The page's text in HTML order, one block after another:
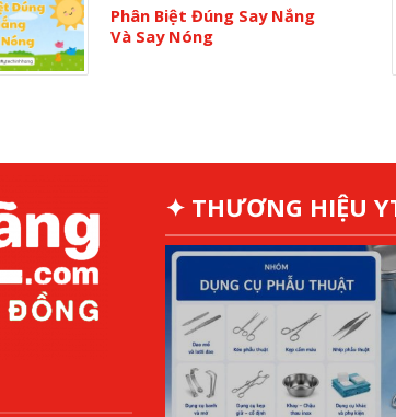
Phân Biệt Đúng Say Nắng
Và Say Nóng
✦ THƯƠNG HIỆU